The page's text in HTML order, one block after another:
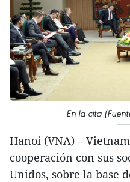
En la cita
​Hanoi (VNA) –
cooperación con sus
Unidos, sobre la base